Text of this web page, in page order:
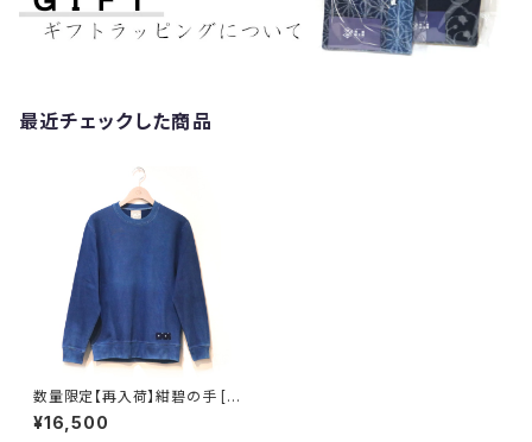
最近チェックした商品
数量限定【再入荷】紺碧の手 [天
然藍染スウェット] M・L ※職人
手染め
¥16,500